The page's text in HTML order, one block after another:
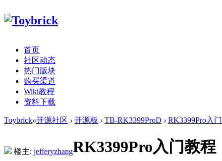
首页
社区动态
热门版块
购买渠道
Wiki教程
资料下载
Toybrick»开源社区 › 开源板 › TB-RK3399ProD › RK3399Pro入
楼主: jefferyzhangRK3399Pro入门教